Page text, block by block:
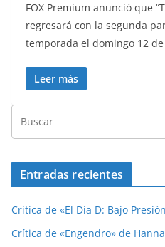
FOX Premium anunció que
regresará con la segunda
temporada el domingo 12 de
Leer más
Entradas recientes
Crítica de «El Día D: Bajo
Crítica de «Engendro» de